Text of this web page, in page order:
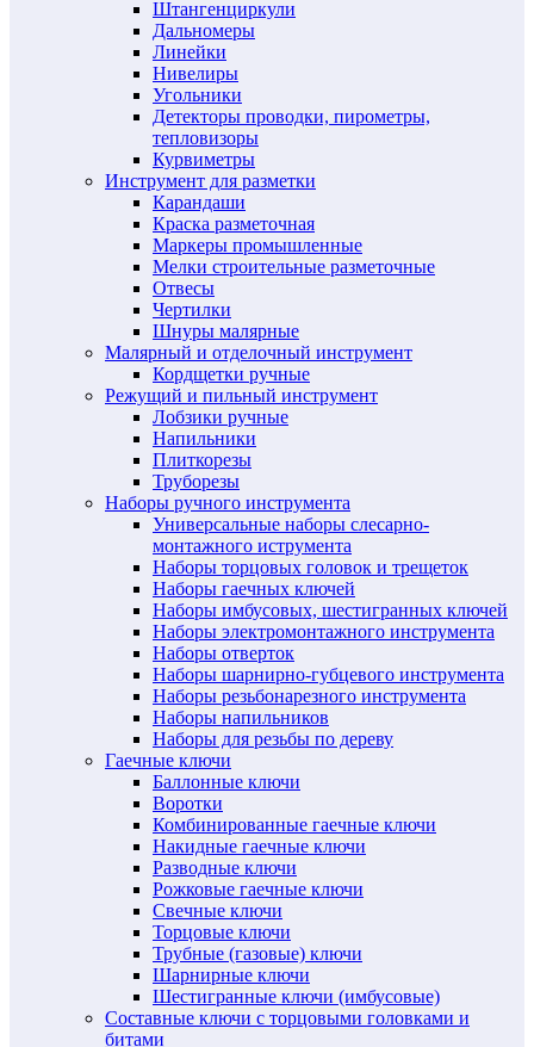
Штангенциркули
Дальномеры
Линейки
Нивелиры
Угольники
Детекторы проводки, пирометры,
тепловизоры
Курвиметры
Инструмент для разметки
Карандаши
Краска разметочная
Маркеры промышленные
Мелки строительные разметочные
Отвесы
Чертилки
Шнуры малярные
Малярный и отделочный инструмент
Кордщетки ручные
Режущий и пильный инструмент
Лобзики ручные
Напильники
Плиткорезы
Труборезы
Наборы ручного инструмента
Универсальные наборы слесарно-
монтажного иструмента
Наборы торцовых головок и трещеток
Наборы гаечных ключей
Наборы имбусовых, шестигранных ключей
Наборы электромонтажного инструмента
Наборы отверток
Наборы шарнирно-губцевого инструмента
Наборы резьбонарезного инструмента
Наборы напильников
Наборы для резьбы по дереву
Гаечные ключи
Баллонные ключи
Воротки
Комбинированные гаечные ключи
Накидные гаечные ключи
Разводные ключи
Рожковые гаечные ключи
Свечные ключи
Торцовые ключи
Трубные (газовые) ключи
Шарнирные ключи
Шестигранные ключи (имбусовые)
Составные ключи с торцовыми головками и
битами